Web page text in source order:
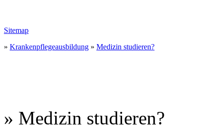
Sitemap
» Krankenpflegeausbildung » Medizin studieren?
» Medizin studieren?